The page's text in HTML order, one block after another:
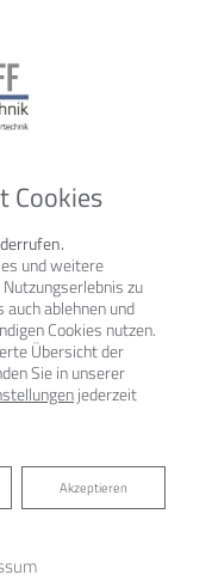
Cookies
und weitere
zu
auch ablehnen und
Cookies nutzen.
Übersicht der
Sie in unserer
jederzeit
Akzeptieren